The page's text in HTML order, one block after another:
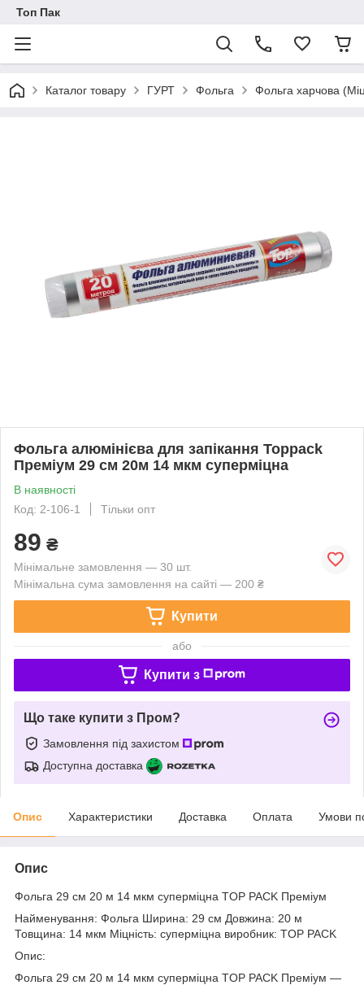
Топ Пак
Каталог товару ГУРТ Фольга Фольга харчова
Фольга алюмінієва для запікання Toppack
Преміум 29 см 20м 14 мкм суперміцна
В наявності
Код: 2-106-1
Тільки опт
89 ₴
Мінімальне замовлення — 30 шт.
Мінімальна сума замовлення на сайті — 200 ₴
Купити
або
Купити з
Що таке купити з Пром?
Замовлення під захистом
Доступна доставка
Опис Характеристики Доставка Оплата Умови
Опис
Фольга 29 см 20 м 14 мкм суперміцна TOP PACK Преміум
Найменування: Фольга Ширина: 29 см Довжина: 20 м
Товщина: 14 мкм Міцність: суперміцна виробник: TOP PACK
Опис:
Фольга 29 см 20 м 14 мкм суперміцна TOP PACK Преміум —